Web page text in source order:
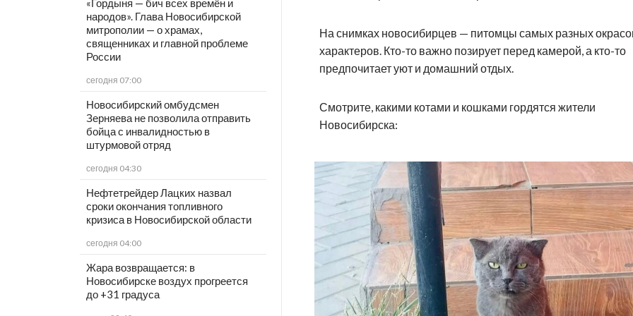
«Гордыня — бич всех времён и
народов». Глава Новосибирской
митрополии — о храмах,
священниках и главной проблеме
России
сегодня 07:00
Новосибирский омбудсмен
Зерняева не позволила отправить
бойца с инвалидностью в
штурмовой отряд
сегодня 04:30
Нефтетрейдер Лацких назвал
сроки окончания топливного
кризиса в Новосибирской области
сегодня 04:00
Жара возвращается: в
Новосибирске воздух прогреется
до +31 градуса
На снимках новосибирцев — питомцы самых разных
характеров. Кто-то важно позирует перед камерой, а кто-то
предпочитает уют и домашний отдых.
Смотрите, какими котами и кошками гордятся жители
Новосибирска: